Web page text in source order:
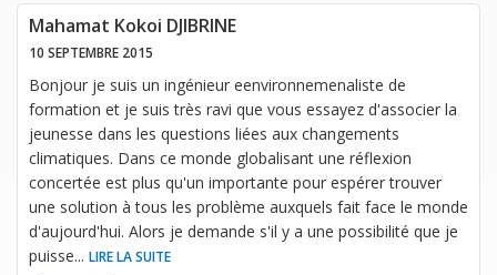
Mahamat Kokoi DJIBRINE
10 SEPTEMBRE 2015
Bonjour je suis un ingénieur eenvironnemenaliste de
formation et je suis très ravi que vous essayez d'associer la
jeunesse dans les questions liées aux changements
climatiques. Dans ce monde globalisant une réflexion
concertée est plus qu'un importante pour espérer trouver
une solution à tous les problème auxquels fait face le monde
d'aujourd'hui. Alors je demande s'il y a une possibilité que je
puisse... LIRE LA SUITE